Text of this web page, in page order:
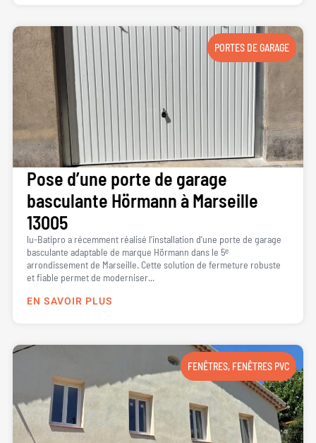
PORTES DE GARAGE
Pose d’une porte de garage
basculante Hörmann à Marseille
13005
lu-Batipro a récemment réalisé l’installation d’une porte de garage
basculante adaptable de marque Hörmann dans le 5ᵉ
arrondissement de Marseille. Cette solution de fermeture robuste
et fiable permet de moderniser...
EN SAVOIR PLUS
FENÊTRES, FENÊTRES PVC